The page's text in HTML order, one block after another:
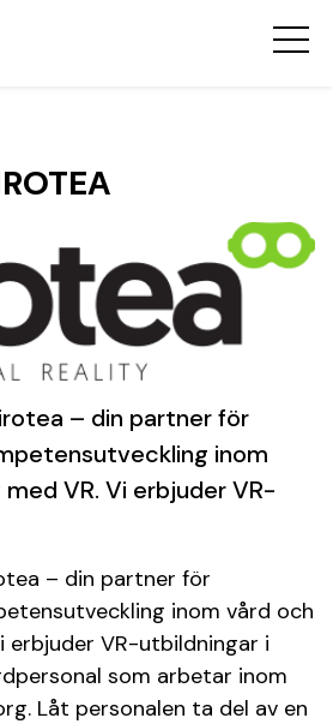
– din partner för
inom
VR. Vi erbjuder VR-
– din partner för
inom vård och
erbjuder VR-utbildningar i
som arbetar inom
Låt personalen ta del av en